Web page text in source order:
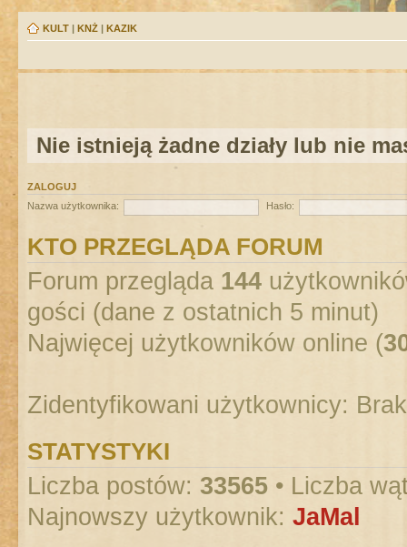
KULT | KNŻ | KAZIK
Nie istnieją żadne działy lub nie
ZALOGUJ
Nazwa użytkownika:
Hasło:
KTO PRZEGLĄDA FORUM
Forum przegląda 144
gości (dane z ostatnich 5 minut)
Najwięcej użytkowników online (
Zidentyfikowani użytkownicy:
STATYSTYKI
Liczba postów: 33565 • Liczba
Najnowszy użytkownik: JaMal